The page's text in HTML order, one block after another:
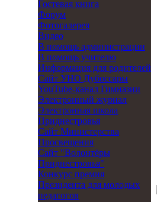
Гостевая книга
Форум
Фотогалерея
Видео
В помощь администрации
В помощь учителю
Информация для родителей
Cайт УНО Дубоссары
YouTube-канал Гимназии
Электронный журнал
Электронная школа
Приднестровья
Сайт Министерства
Просвещения
Сайт "Волонтёры
Приднестровья"
Конкурс премия
Президента для молодых
педагогов